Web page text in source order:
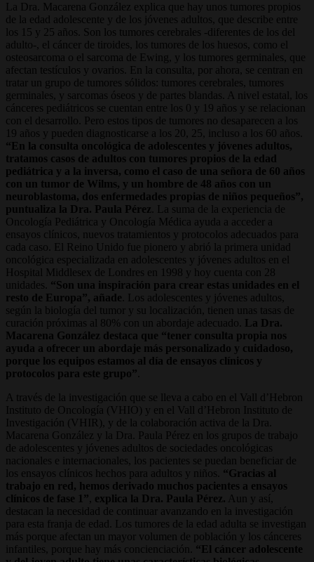
La Dra. Macarena González explica que hay unos tumores propios
de la edad adolescente y de los jóvenes adultos, que describe entre
los 15 y 25 años. Son los tumores cerebrales -diferentes de los del
adulto-, el cáncer de tiroides, los tumores de los huesos, como el
osteosarcoma o el sarcoma de Ewing, y los tumores germinales, que
afectan testículos y ovarios. En la consulta, por ahora, se centran en
tratar un grupo de tumores sólidos: tumores cerebrales, tumores
germinales, y sarcomas óseos y de partes blandas. A nivel estatal, los
cánceres pediátricos se cuentan entre los 0 y 19 años y se relacionan
con el desarrollo. Pero estos tipos de tumores no desaparecen a los
19 años y pueden diagnosticarse a los 20, 25, incluso a los 60 años.
“En la consulta oncológica de adolescentes y jóvenes adultos,
tratamos casos de adultos con tumores propios de la edad
pediátrica y a la inversa, como el caso de una señora de 60 años
con un tumor de Wilms, y un hombre de 48 años con un
neuroblastoma, dos enfermedades propias de niños pequeños”,
puntualiza la Dra. Paula Pérez . La suma de la experiencia de
Oncología Pediátrica y Oncología Médica ayuda a acceder a
ensayos clínicos, nuevos tratamientos y protocolos adecuados para
cada caso. El Reino Unido fue pionero y abrió la primera unidad
oncológica especializada en adolescentes y jóvenes adultos en el
Hospital Middlesex de Londres en 1998 y hoy cuenta con 28
unidades. “Son una inspiración para crear estas unidades en el
resto de Europa”, añade . Los adolescentes y jóvenes adultos,
según la biología del tumor y su localización, tienen unas tasas de
curación próximas al 80% con un abordaje adecuado.
La Dra.
Macarena González destaca que “tener consulta propia nos
ayuda a ofrecer un abordaje más personalizado y cuidadoso,
porque los equipos estamos al día de ensayos clínicos y
protocolos para este grupo”
A través de la investigación que se lleva a cabo en el Vall d’Hebron
Instituto de Oncología (VHIO) y en el Vall d’Hebron Instituto de
Investigación (VHIR), y de la colaboración activa de la Dra.
Macarena González y la Dra. Paula Pérez en los grupos de trabajo
de adolescentes y jóvenes adultos de sociedades oncológicas
nacionales e internacionales, los pacientes se puedan beneficiar de
los ensayos clínicos hechos para adultos y niños. “Gracias al
trabajo en red, hemos derivado muchos pacientes a ensayos
clínicos de fase 1” explica la Dra. Paula Pérez. Aun y así,
destacan la necesidad de continuar avanzando en la investigación
para esta franja de edad. Los tumores de la edad adulta se investigan
más porque afectan un mayor volumen de población y los cánceres
infantiles, porque hay más concienciación. “El cáncer adolescente